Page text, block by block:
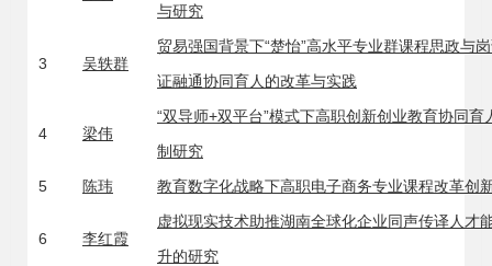
与研究
3 吴轶群
贸易强国背景下“楚怡”高水平专业群课程思政与
证融通协同育人的改革与实践
4 梁伟
“双导师+双平台”模式下高职创新创业教育协同育
制研究
5
陈玮 教育数字化战略下高职电子商务专业课程改革创
6 李红霞
虚拟现实技术助推湖南全球化企业同声传译人才
升的研究